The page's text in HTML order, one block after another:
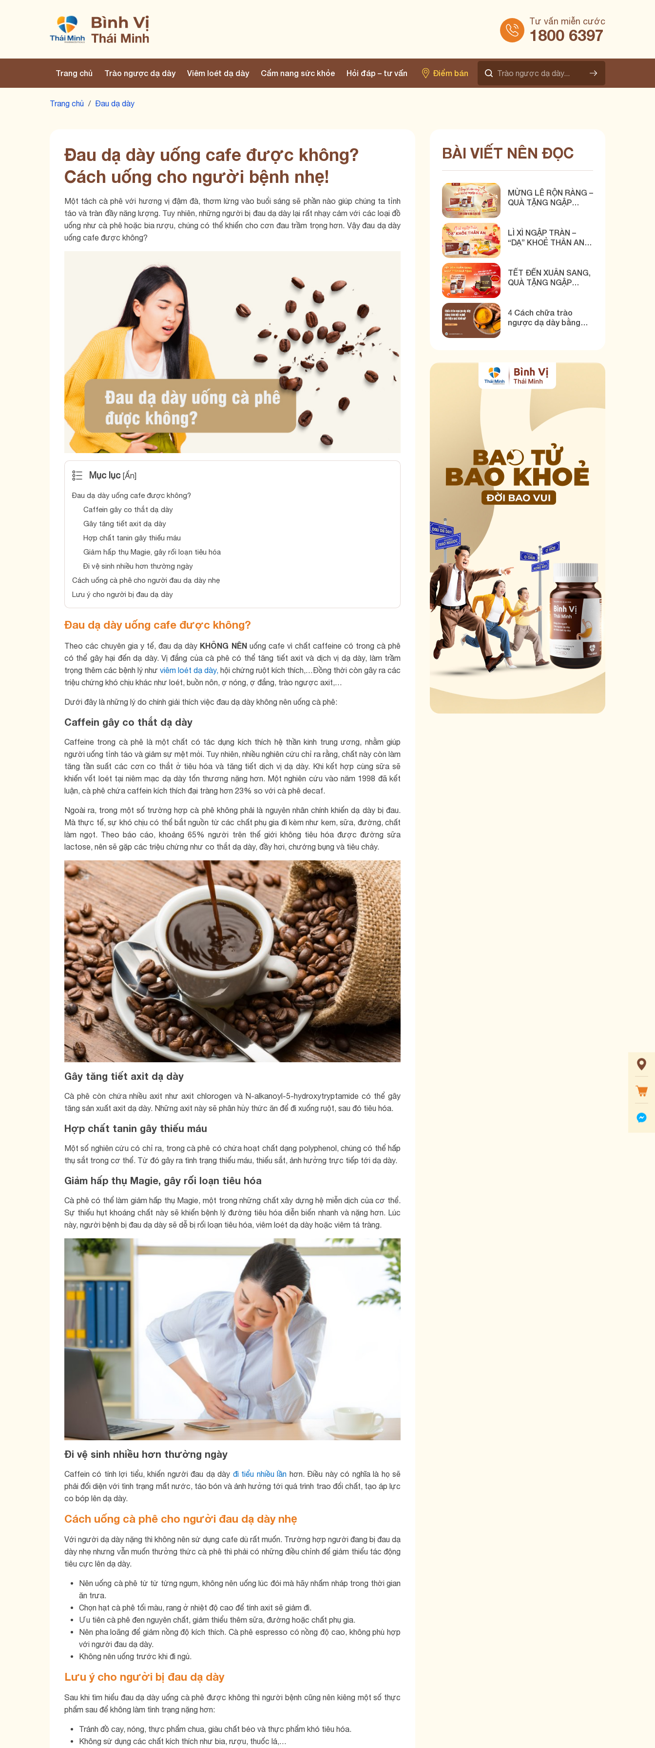
Tư vấn miễn cước
1800 6397
Trang chủ Trào ngược dạ dày Viêm loét dạ dày Cẩm nang sức khỏe Hỏi đáp – tư vấn Điểm bán
Trang chủ / Đau dạ dày
Đau dạ dày uống cafe được không?
Cách uống cho người bệnh nhẹ!
Một tách cà phê với hương vị đậm đà, thơm lừng vào buổi sáng sẽ phần nào giúp chúng ta tỉnh
táo và tràn đầy năng lượng. Tuy nhiên, những người bị đau dạ dày lại rất nhạy cảm với các loại đồ
uống như cà phê hoặc bia rượu, chúng có thể khiến cho cơn đau trầm trọng hơn. Vậy đau dạ dày
uống cafe được không?
Mục lục [Ẩn]
Đau dạ dày uống cafe được không?
Caffein gây co thắt dạ dày
Gây tăng tiết axit dạ dày
Hợp chất tanin gây thiếu máu
Giảm hấp thụ Magie, gây rối loạn tiêu hóa
Đi vệ sinh nhiều hơn thường ngày
Cách uống cà phê cho người đau dạ dày nhẹ
Lưu ý cho người bị đau dạ dày
Đau dạ dày uống cafe được không?
Theo các chuyên gia y tế, đau dạ dày KHÔNG NÊN uống cafe vì chất caffeine có trong cà phê
có thể gây hại đến dạ dày. Vị đắng của cà phê có thể tăng tiết axit và dịch vị dạ dày, làm trầm
trọng thêm các bệnh lý như viêm loét dạ dày, hội chứng ruột kích thích,…Đồng thời còn gây ra các
triệu chứng khó chịu khác như loét, buồn nôn, ợ nóng, ợ đắng, trào ngược axit,…
Dưới đây là những lý do chính giải thích việc đau dạ dày không nên uống cà phê:
Caffein gây co thắt dạ dày
Caffeine trong cà phê là một chất có tác dụng kích thích hệ thần kinh trung ương, nhằm giúp
người uống tỉnh táo và giảm sự mệt mỏi. Tuy nhiên, nhiều nghiên cứu chỉ ra rằng, chất này còn làm
tăng tần suất các cơn co thắt ở tiêu hóa và tăng tiết dịch vị dạ dày. Khi kết hợp cùng sữa sẽ
khiến vết loét tại niêm mạc dạ dày tổn thương nặng hơn. Một nghiên cứu vào năm 1998 đã kết
luận, cà phê chứa caffein kích thích đại tràng hơn 23% so với cà phê decaf.
Ngoài ra, trong một số trường hợp cà phê không phải là nguyên nhân chính khiến dạ dày bị đau.
Mà thực tế, sự khó chịu có thể bắt nguồn từ các chất phụ gia đi kèm như kem, sữa, đường, chất
làm ngọt. Theo báo cáo, khoảng 65% người trên thế giới không tiêu hóa được đường sữa
lactose, nên sẽ gặp các triệu chứng như co thắt dạ dày, đầy hơi, chướng bụng và tiêu chảy.
Gây tăng tiết axit dạ dày
Cà phê còn chứa nhiều axit như axit chlorogen và N-alkanoyl-5-hydroxytryptamide có thể gây
tăng sản xuất axit dạ dày. Những axit này sẽ phân hủy thức ăn để đi xuống ruột, sau đó tiêu hóa.
Hợp chất tanin gây thiếu máu
Một số nghiên cứu có chỉ ra, trong cà phê có chứa hoạt chất dạng polyphenol, chúng có thể hấp
thụ sắt trong cơ thể. Từ đó gây ra tình trạng thiếu máu, thiếu sắt, ảnh hưởng trực tiếp tới dạ dày.
Giảm hấp thụ Magie, gây rối loạn tiêu hóa
Cà phê có thể làm giảm hấp thụ Magie, một trong những chất xây dựng hệ miễn dịch của cơ thể.
Sự thiếu hụt khoáng chất này sẽ khiến bệnh lý đường tiêu hóa diễn biến nhanh và nặng hơn. Lúc
này, người bệnh bị đau dạ dày sẽ dễ bị rối loạn tiêu hóa, viêm loét dạ dày hoặc viêm tá tràng.
Đi vệ sinh nhiều hơn thường ngày
Caffein có tính lợi tiểu, khiến người đau dạ dày đi tiểu nhiều lần hơn. Điều này có nghĩa là họ sẽ
phải đối diện với tình trạng mất nước, táo bón và ảnh hưởng tới quá trình trao đổi chất, tạo áp lực
co bóp lên dạ dày.
Cách uống cà phê cho người đau dạ dày nhẹ
Với người dạ dày nặng thì không nên sử dụng cafe dù rất muốn. Trường hợp người đang bị đau dạ
dày nhẹ nhưng vẫn muốn thưởng thức cà phê thì phải có những điều chỉnh để giảm thiểu tác động
tiêu cực lên dạ dày.
Nên uống cà phê từ từ từng ngụm, không nên uống lúc đói mà hãy nhấm nháp trong thời gian
ăn trưa.
Chọn hạt cà phê tối màu, rang ở nhiệt độ cao để tính axit sẽ giảm đi.
Ưu tiên cà phê đen nguyên chất, giảm thiểu thêm sữa, đường hoặc chất phụ gia.
Nên pha loãng để giảm nồng độ kích thích. Cà phê espresso có nồng độ cao, không phù hợp
với người đau dạ dày.
Không nên uống trước khi đi ngủ.
Lưu ý cho người bị đau dạ dày
Sau khi tìm hiểu đau dạ dày uống cà phê được không thì người bệnh cũng nên kiêng một số thực
phẩm sau để không làm tình trạng nặng hơn:
Tránh đồ cay, nóng, thực phẩm chua, giàu chất béo và thực phẩm khó tiêu hóa.
Không sử dụng các chất kích thích như bia, rượu, thuốc lá,…
BÀI VIẾT NÊN ĐỌC
MỪNG LỄ RỘN RÀNG –
QUÀ TẶNG NGẬP
LÌ XÌ NGẬP TRÀN –
“DẠ” KHOẺ THÂN AN
TẾT ĐẾN XUÂN SANG,
QUÀ TẶNG NGẬP
4 Cách chữa trào
ngược dạ dày bằng